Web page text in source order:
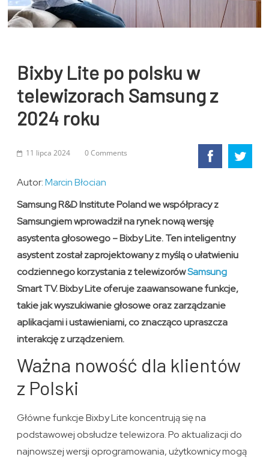
Bixby Lite po polsku w
telewizorach Samsung z
2024 roku
11 lipca 2024 0 Comments
Autor:Marcin Błocian
Samsung R&D Institute Poland we współpracy z
Samsungiem wprowadził na rynek nową wersję
asystenta głosowego – Bixby Lite. Ten inteligentny
asystent został zaprojektowany z myślą o ułatwieniu
codziennego korzystania z telewizorówSamsung
Smart TV. Bixby Lite oferuje zaawansowane funkcje,
takie jak wyszukiwanie głosowe oraz zarządzanie
aplikacjami i ustawieniami, co znacząco upraszcza
interakcję z urządzeniem.
Ważna nowość dla klientów
z Polski
Główne funkcje Bixby Lite koncentrują się na
podstawowej obsłudze telewizora. Po aktualizacji do
najnowszej wersji oprogramowania, użytkownicy mogą